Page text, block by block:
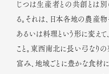
じつは生産者との共創とは別
る。それは、日本各地の農産物
あるいは料理という形に変えて
こと。東西南北に長い弓なり
富み、地域ごとに豊かな食材